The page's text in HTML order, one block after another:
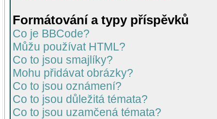
Formátování a typy příspěvků
Co je BBCode?
Můžu používat HTML?
Co to jsou smajlíky?
Mohu přidávat obrázky?
Co to jsou oznámení?
Co to jsou důležitá témata?
Co to jsou uzamčená témata?